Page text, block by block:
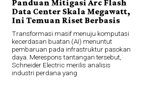
Panduan Mitigasi Arc Flash
Data Center Skala Megawatt,
Ini Temuan Riset Berbasis
Transformasi masif menuju komputasi
kecerdasan buatan (AI) menuntut
pembaruan pada infrastruktur pasokan
daya. Merespons tantangan tersebut,
Schneider Electric merilis analisis
industri perdana yang